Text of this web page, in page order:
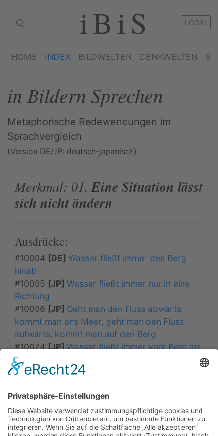
iBiS LOGIN
HOME INDEX BILDWELTEN DENKWELTEN
in Bildern Sprechen
Metaphorische Redewendungen im
Sprachvergleich
(Version DE/JP: deutsch-japanisch)
Merkmal: 01.Eine Situation lässt
sich nicht ändern
Ausdrücke:
#10004 [DE] Wasser fließt immer den Berg
hinab
#10005 [JP] Wasser fließt immer nur in eine
Richtung
#10006 [JP] Geht man den Fluss abwärts,
kommt man ans Meer, geht man den Fluss
aufwärts, kommt man auf den Berg
#10024[JP]Wasser fließt immer vom Berg ins
Tal und nicht umgekehrt
Situations-Typen (GLOBAL)
01.Mensch als Individuum
02.Mensch als soziales Wesen